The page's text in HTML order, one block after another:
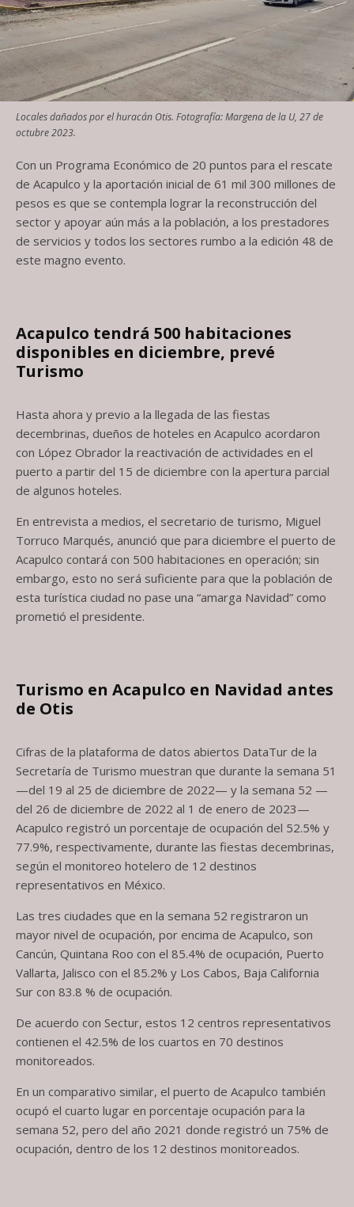
Locales dañados por el huracán Otis. Fotografía: Margena de la U, 27 de
octubre 2023.
Con un Programa Económico de 20 puntos para el rescate
de Acapulco y la aportación inicial de 61 mil 300 millones de
pesos es que se contempla lograr la reconstrucción del
sector y apoyar aún más a la población, a los prestadores
de servicios y todos los sectores rumbo a la edición 48 de
este magno evento.
Acapulco tendrá 500 habitaciones
disponibles en diciembre, prevé
Turismo
Hasta ahora y previo a la llegada de las fiestas
decembrinas, dueños de hoteles en Acapulco acordaron
con López Obrador la reactivación de actividades en el
puerto a partir del 15 de diciembre con la apertura parcial
de algunos hoteles.
En entrevista a medios, el secretario de turismo, Miguel
Torruco Marqués, anunció que para diciembre el puerto de
Acapulco contará con 500 habitaciones en operación; sin
embargo, esto no será suficiente para que la población de
esta turística ciudad no pase una “amarga Navidad” como
prometió el presidente.
Turismo en Acapulco en Navidad antes
de Otis
Cifras de la plataforma de datos abiertos DataTur de la
Secretaría de Turismo muestran que durante la semana 51
—del 19 al 25 de diciembre de 2022— y la semana 52 —
del 26 de diciembre de 2022 al 1 de enero de 2023—
Acapulco registró un porcentaje de ocupación del 52.5% y
77.9%, respectivamente, durante las fiestas decembrinas,
según el monitoreo hotelero de 12 destinos
representativos en México.
Las tres ciudades que en la semana 52 registraron un
mayor nivel de ocupación, por encima de Acapulco, son
Cancún, Quintana Roo con el 85.4% de ocupación, Puerto
Vallarta, Jalisco con el 85.2% y Los Cabos, Baja California
Sur con 83.8 % de ocupación.
De acuerdo con Sectur, estos 12 centros representativos
contienen el 42.5% de los cuartos en 70 destinos
monitoreados.
En un comparativo similar, el puerto de Acapulco también
ocupó el cuarto lugar en porcentaje ocupación para la
semana 52, pero del año 2021 donde registró un 75% de
ocupación, dentro de los 12 destinos monitoreados.